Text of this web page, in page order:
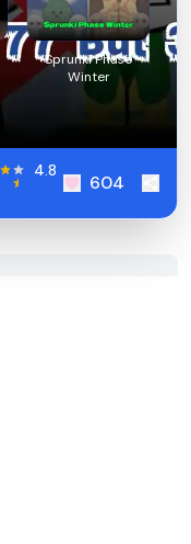
Sprunki Phase
Winter
4.8
604